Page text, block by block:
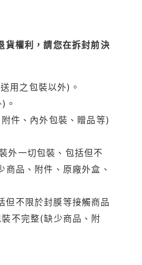
貨權利，請您在拆封前決
用之包裝以外)。
。
件、內外包裝、贈品等)
外一切包裝、包括但不
品、附件、原廠外盒、
但不限於封膜等接觸商品
不完整(缺少商品、附